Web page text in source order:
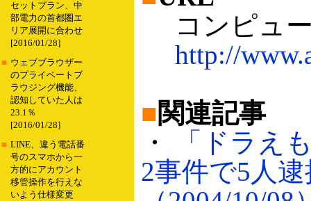
セットプラン、中
部電力の首都圏エ
リア展開に合わせ
[2016/01/28]
■ ウェブブラウザー
のプライベートブ
ラウジング機能、
認知していた人は
23.1％
[2016/01/28]
■ LINE、違う電話番
号のスマホから一
方的にアカウント
移管操作を行えな
いよう仕様変更
コンピュー
http://
■関連記事
・
「ドラえ
2事件で5人